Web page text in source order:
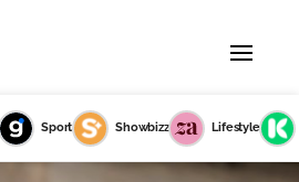
Sport Showbizz Lifestyle